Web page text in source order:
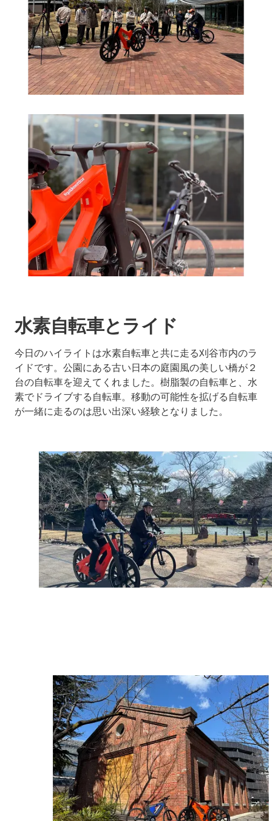
水素自転車とライド
今日のハイライトは水素自転車と共に走る刈谷市内のラ
イドです。公園にある古い日本の庭園風の美しい橋が２
台の自転車を迎えてくれました。樹脂製の自転車と、水
素でドライブする自転車。移動の可能性を拡げる自転車
が一緒に走るのは思い出深い経験となりました。